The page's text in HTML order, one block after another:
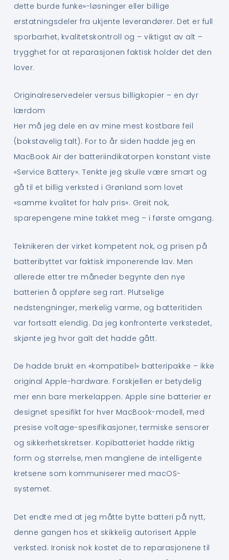
dette burde funke»-løsninger eller billige
erstatningsdeler fra ukjente leverandører. Det er full
sporbarhet, kvalitetskontroll og – viktigst av alt –
trygghet for at reparasjonen faktisk holder det den
lover.
Originalreservedeler versus billigkopier – en dyr
lærdom
Her må jeg dele en av mine mest kostbare feil
(bokstavelig talt). For to år siden hadde jeg en
MacBook Air der batteriindikatorpen konstant viste
«Service Battery». Tenkte jeg skulle være smart og
gå til et billig verksted i Grønland som lovet
«samme kvalitet for halv pris». Greit nok,
sparepengene mine takket meg – i første omgang.
Teknikeren der virket kompetent nok, og prisen på
batteribyttet var faktisk imponerende lav. Men
allerede etter tre måneder begynte den nye
batterien å oppføre seg rart. Plutselige
nedstengninger, merkelig varme, og batteritiden
var fortsatt elendig. Da jeg konfronterte verkstedet,
skjønte jeg hvor galt det hadde gått.
De hadde brukt en «kompatibel» batteripakke – ikke
original Apple-hardware. Forskjellen er betydelig
mer enn bare merkelappen. Apple sine batterier er
designet spesifikt for hver MacBook-modell, med
presise voltage-spesifikasjoner, termiske sensorer
og sikkerhetskretser. Kopibatteriet hadde riktig
form og størrelse, men manglene de intelligente
kretsene som kommuniserer med macOS-
systemet.
Det endte med at jeg måtte bytte batteri på nytt,
denne gangen hos et skikkelig autorisert Apple
verksted. Ironisk nok kostet de to reparasjonene til